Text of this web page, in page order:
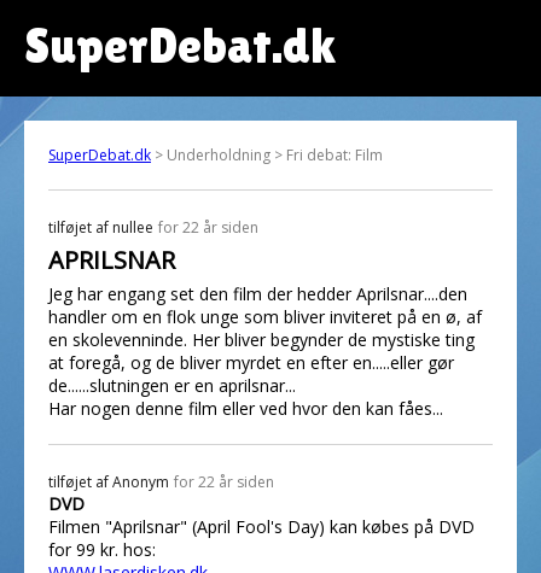
SuperDebat.dk
SuperDebat.dk > Underholdning > Fri debat: Film
tilføjet af nullee for 22 år siden
APRILSNAR
Jeg har engang set den film der hedder Aprilsnar....den
handler om en flok unge som bliver inviteret på en ø, af
en skolevenninde. Her bliver begynder de mystiske ting
at foregå, og de bliver myrdet en efter en.....eller gør
de......slutningen er en aprilsnar...
Har nogen denne film eller ved hvor den kan fåes...
tilføjet afAnonym for 22 år siden
DVD
Filmen "Aprilsnar" (April Fool's Day) kan købes på DVD
for 99 kr. hos: